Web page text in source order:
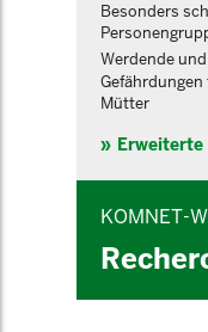
Besonders
Werdende
Mütter
Erweiterte
KOMNET-